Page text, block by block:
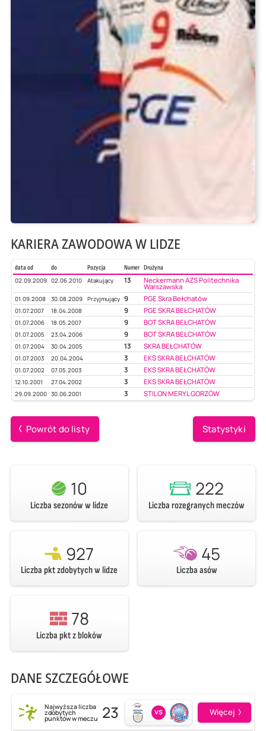
KARIERA ZAWODOWA W LIDZE
data od do Pozycja Numer Drużyna
02.09.2009 02.06.2010 Atakujący 13 Neckermann AZS Politechnika
Warszawska
01.09.2008 30.08.2009 Przyjmujący 9 PGE Skra Bełchatów
01.07.2007 18.04.2008 9 PGE SKRA BEŁCHATÓW
01.07.2006 18.05.2007 9 BOT SKRA BEŁCHATÓW
01.07.2005 23.04.2006 9 BOT SKRA BEŁCHATÓW
01.07.2004 30.04.2005 13 SKRA BEŁCHATÓW
01.07.2003 20.04.2004 3 EKS SKRA BEŁCHATÓW
01.07.2002 07.05.2003 3 EKS SKRA BEŁCHATÓW
12.10.2001 27.04.2002 3 EKS SKRA BEŁCHATÓW
29.09.2000 30.06.2001 3 STILON MERYL GORZÓW
Powrót do listy Statystyki
10
Liczba sezonów w lidze
222
Liczba rozegranych meczów
927
Liczba pkt zdobytych w lidze
45
Liczba asów
78
Liczba pkt z bloków
DANE SZCZEGÓŁOWE
Najwyższa liczba
zdobytych
punktów w meczu 23 vs Więcej